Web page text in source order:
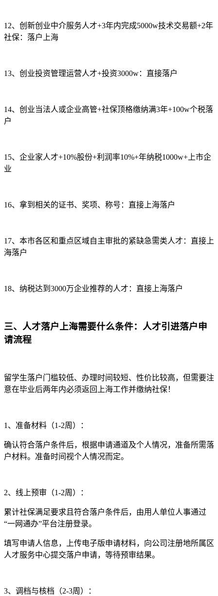
12、创新创业中介服务人才+3年内完成5000w技术交易额+2年
社保：落户上海
13、创业投资管理运营人才+投资3000w：直接落户
14、创业当法人或企业高管+社保顶格缴纳满3年+100w个税落
户
15、企业家人才+10%股份+利润率10%+年纳税1000w+上市企
业
16、拿到相关的证书、奖项、称号：直接上海落户
17、本市各区和重点区域自主审批的紧缺急需类人才：直接上
海落户
18、纳税达到3000万企业推荐的人才：直接上海落户
三、人才落户上海需要什么条件：人才引进落户申
请流程
留学生落户门槛较低、办理时间较短、性价比较高，但需要注
意在毕业后两年内必须返回上海工作并缴纳社保！
1、准备材料（1-2周）：
确认符合落户条件后，根据申请通道及个人情况，准备所需落
户材料。准备时间视个人情况而定。
2、线上预审（1-2周）：
累计社保满足要求且符合落户条件后，由用人单位人事通过
“一网通办”平台注册登录。
填写申请人信息，上传电子版申请材料，向公司注册地所属区
人才服务中心提交落户申请，等待预审结果。
3、调档与核档（2-3周）：